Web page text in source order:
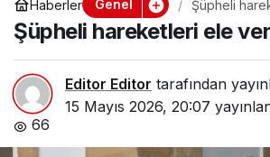
Haberler Genel Şüpheli
Şüpheli hareketleri ele
Editor Editor tarafından
15 Mayıs 2026, 20:07
66